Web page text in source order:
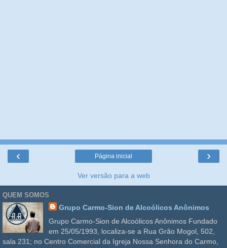
‹ ›
Página inicial
Ver versão para a web
QUEM SOMOS
Grupo Carmo-Sion de Alcoólicos Anônimos
Grupo Carmo-Sion de Alcoólicos Anônimos Fundado
em 25/05/1993, localiza-se a Rua Grão Mogol, 502,
sala 231; no Centro Comercial da Igreja Nossa Senhora do Carmo,